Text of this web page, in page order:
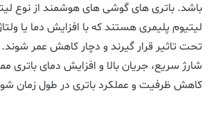
باشد. باتری های گوشی های هوشمند از نوع
لیتیوم پلیمری هستند که با افزایش دما یا
تحت تاثیر قرار گیرند و دچار کاهش عمر شوند.
شارژ سریع، جریان بالا و افزایش دمای
کاهش ظرفیت و عملکرد باتری در طول زمان